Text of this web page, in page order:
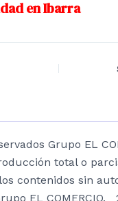
en Ibarra
Grupo EL
total o
contenidos sin
EL COMERCIO.